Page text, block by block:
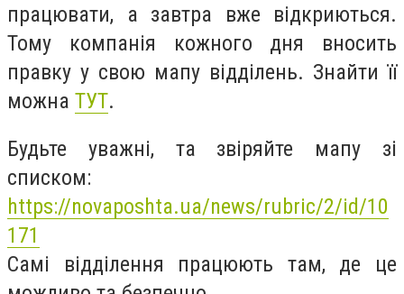
працювати, а завтра вже відкриються.
Тому компанія кожного дня вносить
правку у свою мапу відділень. Знайти її
можна ТУТ.
Будьте уважні, та звіряйте мапу зі
списком:
https://novaposhta.ua/news/rubric/2/id/10
171
Самі відділення працюють там, де це